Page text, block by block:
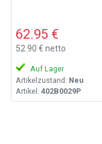
62.95 €
52.90 € netto
Auf Lager
Artikelzustand: Neu
Artikel: 402B0029P